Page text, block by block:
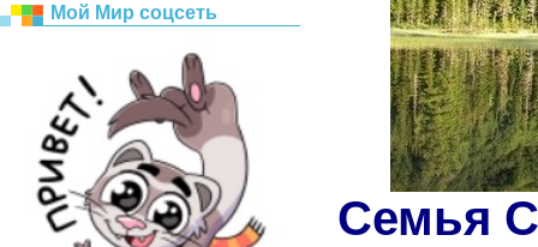
Mой Mир соцсеть
Семья